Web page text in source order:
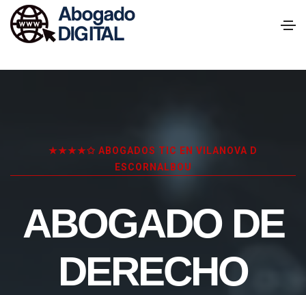
★★★★✩ ABOGADOS TIC EN VILANOVA D
ESCORNALBOU
ABOGADO DE
DERECHO